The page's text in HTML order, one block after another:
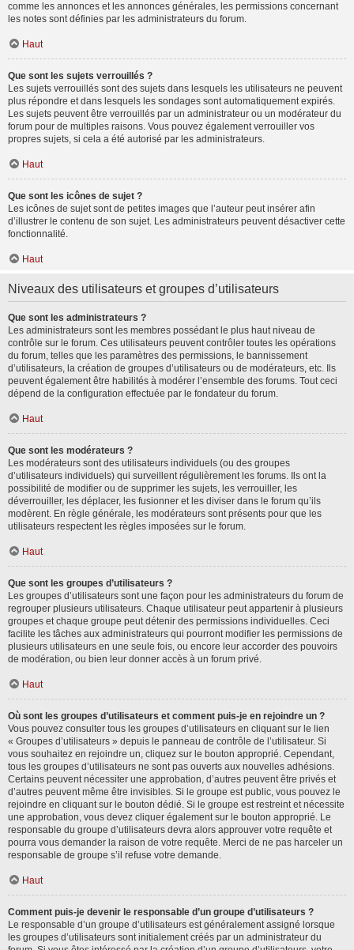
comme les annonces et les annonces générales, les permissions concernant
les notes sont définies par les administrateurs du forum.
Haut
Que sont les sujets verrouillés ?
Les sujets verrouillés sont des sujets dans lesquels les utilisateurs ne peuvent
plus répondre et dans lesquels les sondages sont automatiquement expirés.
Les sujets peuvent être verrouillés par un administrateur ou un modérateur du
forum pour de multiples raisons. Vous pouvez également verrouiller vos
propres sujets, si cela a été autorisé par les administrateurs.
Haut
Que sont les icônes de sujet ?
Les icônes de sujet sont de petites images que l’auteur peut insérer afin
d’illustrer le contenu de son sujet. Les administrateurs peuvent désactiver cette
fonctionnalité.
Haut
Niveaux des utilisateurs et groupes d’utilisateurs
Que sont les administrateurs ?
Les administrateurs sont les membres possédant le plus haut niveau de
contrôle sur le forum. Ces utilisateurs peuvent contrôler toutes les opérations
du forum, telles que les paramètres des permissions, le bannissement
d’utilisateurs, la création de groupes d’utilisateurs ou de modérateurs, etc. Ils
peuvent également être habilités à modérer l’ensemble des forums. Tout ceci
dépend de la configuration effectuée par le fondateur du forum.
Haut
Que sont les modérateurs ?
Les modérateurs sont des utilisateurs individuels (ou des groupes
d’utilisateurs individuels) qui surveillent régulièrement les forums. Ils ont la
possibilité de modifier ou de supprimer les sujets, les verrouiller, les
déverrouiller, les déplacer, les fusionner et les diviser dans le forum qu’ils
modèrent. En règle générale, les modérateurs sont présents pour que les
utilisateurs respectent les règles imposées sur le forum.
Haut
Que sont les groupes d’utilisateurs ?
Les groupes d’utilisateurs sont une façon pour les administrateurs du forum de
regrouper plusieurs utilisateurs. Chaque utilisateur peut appartenir à plusieurs
groupes et chaque groupe peut détenir des permissions individuelles. Ceci
facilite les tâches aux administrateurs qui pourront modifier les permissions de
plusieurs utilisateurs en une seule fois, ou encore leur accorder des pouvoirs
de modération, ou bien leur donner accès à un forum privé.
Haut
Où sont les groupes d’utilisateurs et comment puis-je en rejoindre un ?
Vous pouvez consulter tous les groupes d’utilisateurs en cliquant sur le lien
« Groupes d’utilisateurs » depuis le panneau de contrôle de l’utilisateur. Si
vous souhaitez en rejoindre un, cliquez sur le bouton approprié. Cependant,
tous les groupes d’utilisateurs ne sont pas ouverts aux nouvelles adhésions.
Certains peuvent nécessiter une approbation, d’autres peuvent être privés et
d’autres peuvent même être invisibles. Si le groupe est public, vous pouvez le
rejoindre en cliquant sur le bouton dédié. Si le groupe est restreint et nécessite
une approbation, vous devez cliquer également sur le bouton approprié. Le
responsable du groupe d’utilisateurs devra alors approuver votre requête et
pourra vous demander la raison de votre requête. Merci de ne pas harceler un
responsable de groupe s’il refuse votre demande.
Haut
Comment puis-je devenir le responsable d’un groupe d’utilisateurs ?
Le responsable d’un groupe d’utilisateurs est généralement assigné lorsque
les groupes d’utilisateurs sont initialement créés par un administrateur du